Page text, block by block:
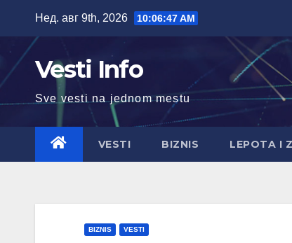
content
Нед. авг 9th, 2026 10:06:49 AM
Vesti Info
Sve vesti na jednom mestu
VESTI BIZNIS LEPOTA I
BIZNIS VESTI